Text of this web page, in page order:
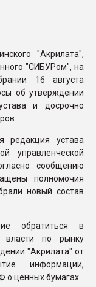
ПЕРЕЙТИ НА
"Акрилата",
"СИБУРом", на
16 августа
об утверждении
и досрочно
редакция устава
управленческой
сообщению
полномочия
новый состав
обратиться в
власти по рынку
"Акрилата" от
информации,
о ценных бумагах.